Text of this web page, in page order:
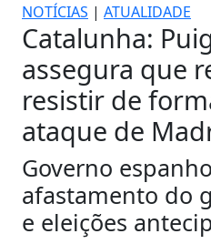
NOTÍCIAS | ATUALIDADE
Catalunha:
assegura que
resistir de
ataque de
Governo
afastamento do
e eleições